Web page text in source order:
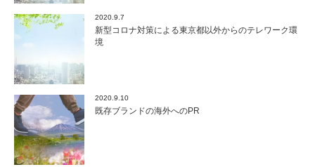
2020.9.7
新型コロナ対策による東京都以外からのテレワーク環
境
2020.9.10
既存ブランドの海外へのPR